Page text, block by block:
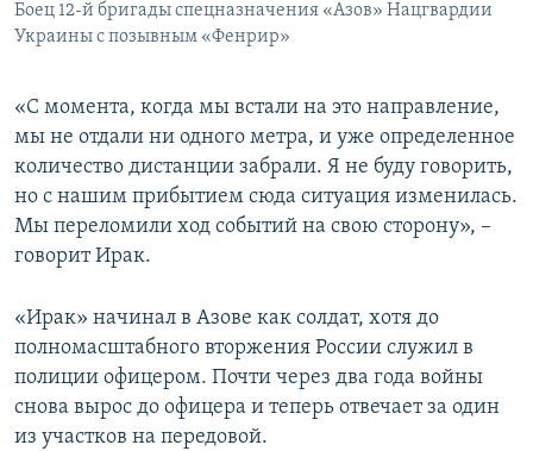
Боец 12-й бригады спецназначения «Азов» Нацгвардии
Украины с позывным «Фенрир»
«С момента, когда мы встали на это направление,
мы не отдали ни одного метра, и уже определенное
количество дистанции забрали. Я не буду говорить,
но с нашим прибытием сюда ситуация изменилась.
Мы переломили ход событий на свою сторону», –
говорит Ирак.
«Ирак» начинал в Азове как солдат, хотя до
полномасштабного вторжения России служил в
полиции офицером. Почти через два года войны
снова вырос до офицера и теперь отвечает за один
из участков на передовой.